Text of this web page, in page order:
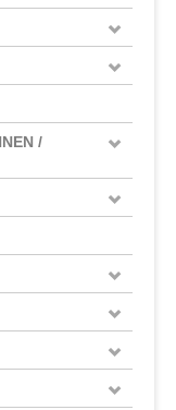
/